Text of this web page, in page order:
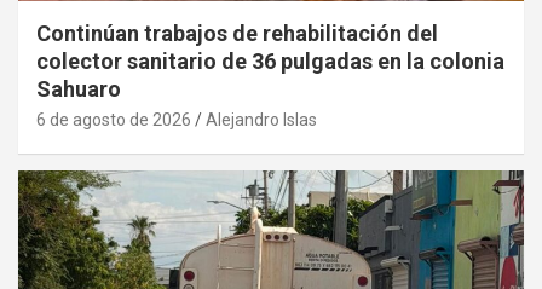
Continúan trabajos de rehabilitación del
colector sanitario de 36 pulgadas en la colonia
Sahuaro
6 de agosto de 2026 Alejandro Islas